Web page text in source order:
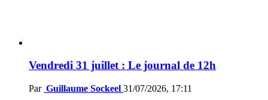
Vendredi 31 juillet : Le journal de 12h
Par Guillaume Sockeel 31/07/2026, 17:11